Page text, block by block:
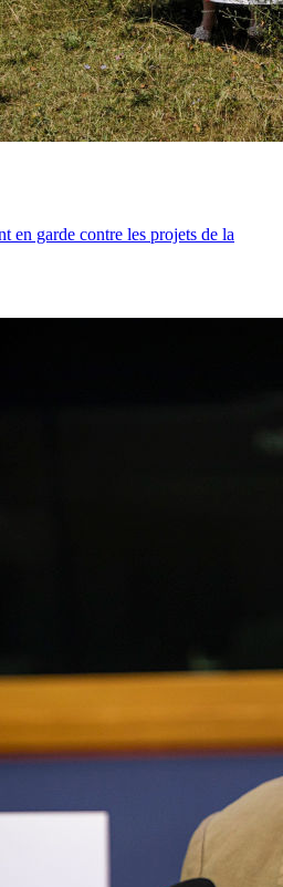
en garde contre les projets de la